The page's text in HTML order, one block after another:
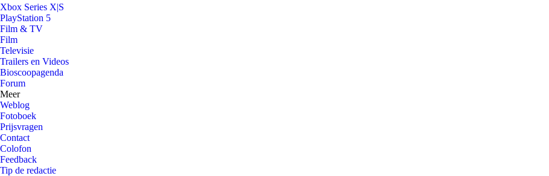
Xbox Series X|S
PlayStation 5
Film & TV
Film
Televisie
Trailers en Videos
Bioscoopagenda
Forum
Meer
Weblog
Fotoboek
Prijsvragen
Contact
Colofon
Feedback
Tip de redactie